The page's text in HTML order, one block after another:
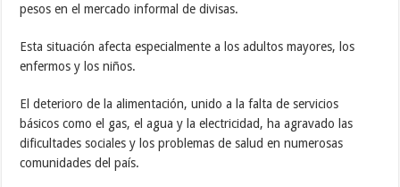
pesos en el mercado informal de divisas.
Esta situación afecta especialmente a los adultos mayores, los
enfermos y los niños.
El deterioro de la alimentación, unido a la falta de servicios
básicos como el gas, el agua y la electricidad, ha agravado las
dificultades sociales y los problemas de salud en numerosas
comunidades del país.